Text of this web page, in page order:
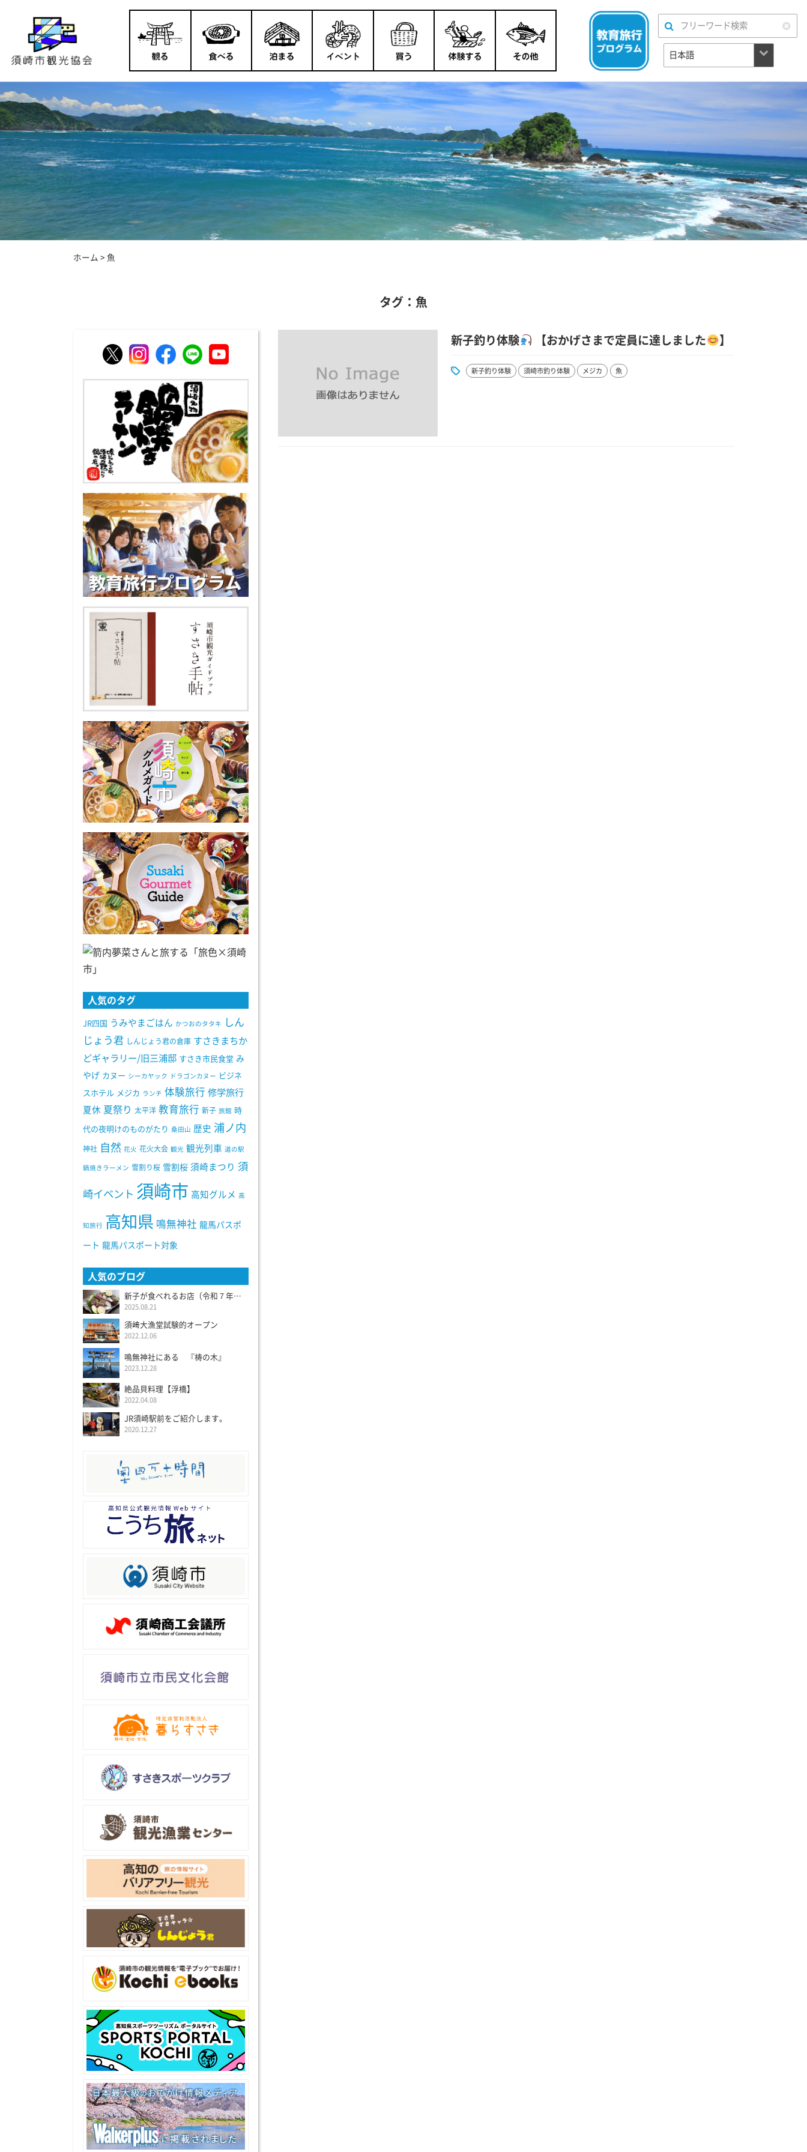
ホーム > 魚
タグ：魚
新子釣り体験 【おかげさまで定員に達しました 】
新子釣り体験 須崎市釣り体験 メジカ 魚
人気のタグ
JR四国 うみやまごはん かつおのタタキ
しん
じょう君 しんじょう君の倉庫 すさきまちか
どギャラリー/旧三浦邸 すさき市民食堂 み
やげ カヌー シーカヤック ドラゴンカヌー ビジネ
スホテル メジカ ランチ 体験旅行 修学旅行
夏休 夏祭り 太平洋 教育旅行 新子 旅館 時
代の夜明けのものがたり 桑田山 歴史 浦ノ内
神社 自然 花火 花火大会 観光 観光列車 道の駅
鍋焼きラーメン 雪割り桜 雪割桜 須崎まつり 須
崎イベント 須崎市 高知グルメ 高
知旅行 高知県 鳴無神社 龍馬パスポ
ート 龍馬パスポート対象
人気のブログ
新子が食べれるお店（令和７年度）
2025.08.21
須﨑大漁堂試験的オープン
2022.12.06
鳴無神社にある 『梼の木』
2023.12.28
絶品貝料理【浮橋】
2022.04.08
JR須崎駅前をご紹介します。
2020.12.27